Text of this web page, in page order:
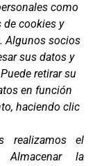
como
de cookies y
Algunos socios
sus datos y
retirar su
en función
haciendo clic
realizamos el
Almacenar la